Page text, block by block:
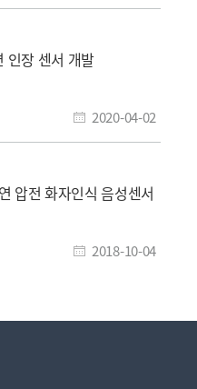
인장 센서 개발
2020-04-02
압전 화자인식 음성센서
2018-10-04